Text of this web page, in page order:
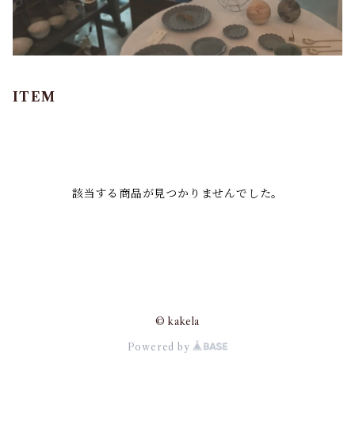
ITEM
該当する商品が見つかりませんでした。
© kakela
Powered by